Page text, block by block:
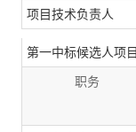
项目技术负责人
第一中标候选人项
职务